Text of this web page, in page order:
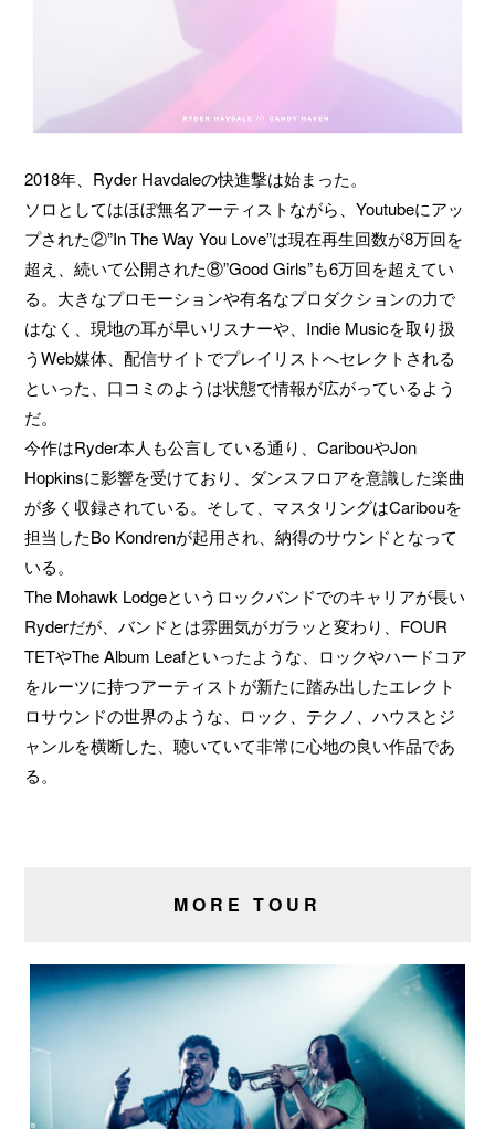
2018年、Ryder Havdaleの快進撃は始まった。
ソロとしてはほぼ無名アーティストながら、Youtubeにアッ
プされた②”In The Way You Love”は現在再生回数が8万回を
超え、続いて公開された⑧”Good Girls”も6万回を超えてい
る。大きなプロモーションや有名なプロダクションの力で
はなく、現地の耳が早いリスナーや、Indie Musicを取り扱
うWeb媒体、配信サイトでプレイリストへセレクトされる
といった、口コミのようは状態で情報が広がっているよう
だ。
今作はRyder本人も公言している通り、CaribouやJon
Hopkinsに影響を受けており、ダンスフロアを意識した楽曲
が多く収録されている。そして、マスタリングはCaribouを
担当したBo Kondrenが起用され、納得のサウンドとなって
いる。
The Mohawk Lodgeというロックバンドでのキャリアが長い
Ryderだが、バンドとは雰囲気がガラッと変わり、FOUR
TETやThe Album Leafといったような、ロックやハードコア
をルーツに持つアーティストが新たに踏み出したエレクト
ロサウンドの世界のような、ロック、テクノ、ハウスとジ
ャンルを横断した、聴いていて非常に心地の良い作品であ
る。
MORE TOUR